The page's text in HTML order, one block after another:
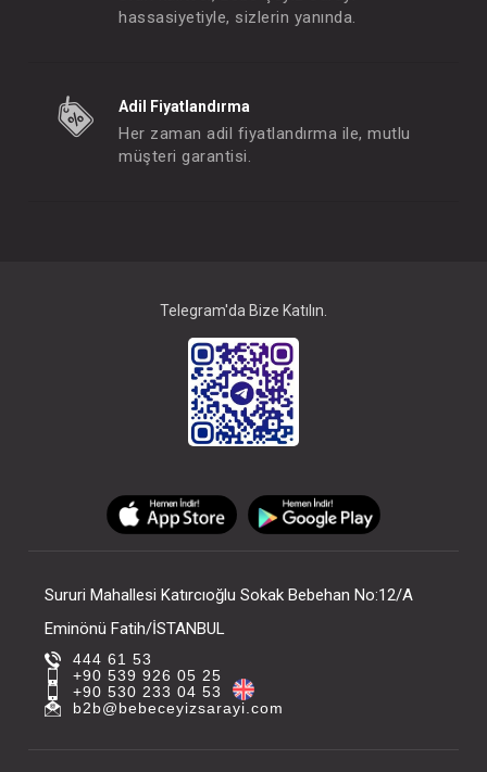
hassasiyetiyle, sizlerin yanında.
Adil Fiyatlandırma
Her zaman adil fiyatlandırma ile, mutlu
müşteri garantisi.
Telegram'da Bize Katılın.
Sururi Mahallesi Katırcıoğlu Sokak Bebehan No:12/A
Eminönü Fatih/İSTANBUL
444 61 53
+90 539 926 05 25
+90 530 233 04 53
b2b@bebeceyizsarayi.com